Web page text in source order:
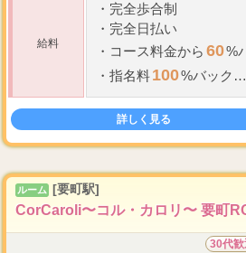
給料
・ 完全歩合制
・ 完全日払い
・ コース料金から 60%
・ 指名料100%バック
雑費、割引などは店側
新人期間は待機保障あり
詳しく見る
ルーム [要町駅]
CorCaroli〜コル・カロリ〜 要町
30代歓